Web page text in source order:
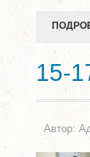
15-
Автор: